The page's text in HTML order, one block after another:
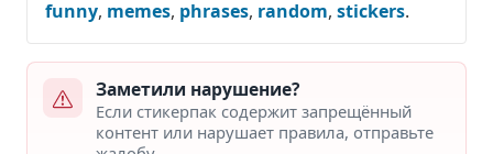
funny, memes, phrases, random, stickers.
Заметили нарушение?
Если стикерпак содержит запрещённый
контент или нарушает правила, отправьте